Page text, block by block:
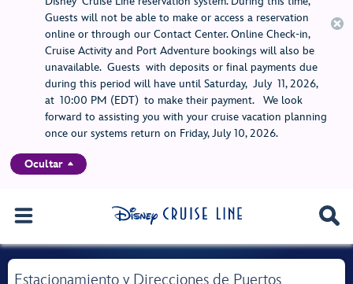
Guests will not be able to make or access a reservation
online or through our Contact Center. Online Check-in,
Cruise Activity and Port Adventure bookings will also be
unavailable. Guests with deposits or final payments due
during this period will have until Saturday, July 11, 2026,
at 10:00 PM (EDT) to make their payment. We look
forward to assisting you with your cruise vacation planning
once our systems return on Friday, July 10, 2026.
Ocultar
Estacionamiento y Direcciones de Puertos